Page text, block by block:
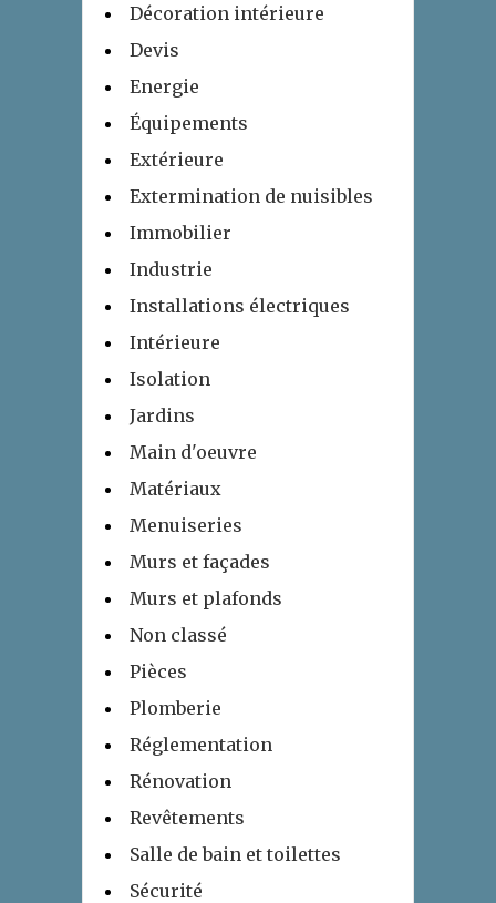
Décoration intérieure
Devis
Energie
Équipements
Extérieure
Extermination de nuisibles
Immobilier
Industrie
Installations électriques
Intérieure
Isolation
Jardins
Main d'oeuvre
Matériaux
Menuiseries
Murs et façades
Murs et plafonds
Non classé
Pièces
Plomberie
Réglementation
Rénovation
Revêtements
Salle de bain et toilettes
Sécurité